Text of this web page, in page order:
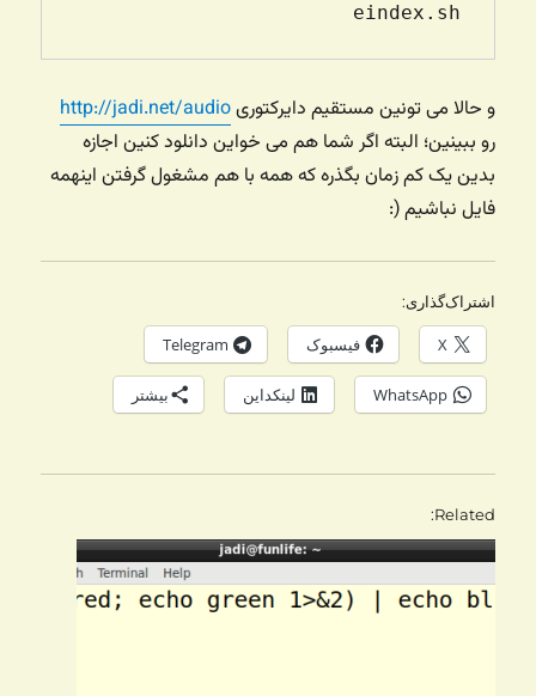
eindex.sh
و حالا می تونین مستقیم دایرکتوریhttp://jadi.net/audio
رو ببینین؛ البته اگر شما هم می خواین دانلود کنین اجازه
بدین یک کم زمان بگذره که همه با هم مشغول گرفتن اینهمه
فایل نباشیم (:
اشتراک‌گذاری:
X فیسبوک Telegram
WhatsApp لینکداین بیشتر
Related